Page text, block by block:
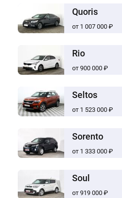
Quoris
от 1 007 000 ₽
Rio
от 900 000 ₽
Seltos
от 1 523 000 ₽
Sorento
от 1 333 000 ₽
Soul
от 919 000 ₽